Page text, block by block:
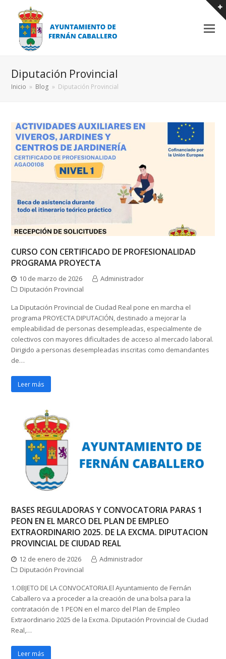
Diputación Provincial
Inicio » Blog » Diputación Provincial
CURSO CON CERTIFICADO DE PROFESIONALIDAD
PROGRAMA PROYECTA
10 de marzo de 2026
Administrador
Diputación Provincial
La Diputación Provincial de Ciudad Real pone en marcha el
programa PROYECTA DIPUTACIÓN, destinado a mejorar la
empleabilidad de personas desempleadas, especialmente de
colectivos con mayores dificultades de acceso al mercado laboral.
Dirigido a personas desempleadas inscritas como demandantes
de…
Leer más
BASES REGULADORAS Y CONVOCATORIA PARAS 1
PEON EN EL MARCO DEL PLAN DE EMPLEO
EXTRAORDINARIO 2025. DE LA EXCMA. DIPUTACION
PROVINCIAL DE CIUDAD REAL
12 de enero de 2026
Administrador
Diputación Provincial
1.OBJETO DE LA CONVOCATORIA.El Ayuntamiento de Fernán
Caballero va a proceder a la creación de una bolsa para la
contratación de 1 PEON en el marco del Plan de Empleo
Extraordinario 2025 de la Excma. Diputación Provincial de Ciudad
Real,…
Leer más